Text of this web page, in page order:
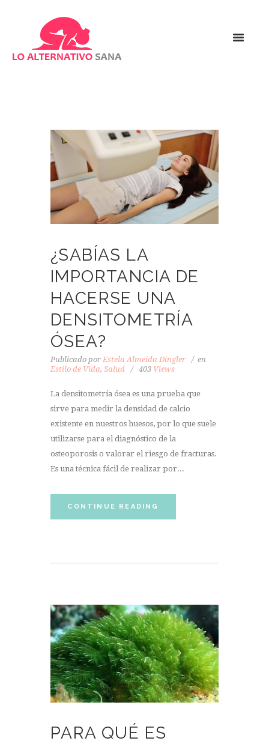
¿SABÍAS LA
IMPORTANCIA DE
HACERSE UNA
DENSITOMETRÍA
ÓSEA?
Publicado por Estela Almeida Dingler
en
Estilo de Vida, Salud 403 Views
La densitometría ósea es una prueba que
sirve para medir la densidad de calcio
existente en nuestros huesos, por lo que suele
utilizarse para el diagnóstico de la
osteoporosis o valorar el riesgo de fracturas.
Es una técnica fácil de realizar por...
CONTINUE READING
PARA QUÉ ES